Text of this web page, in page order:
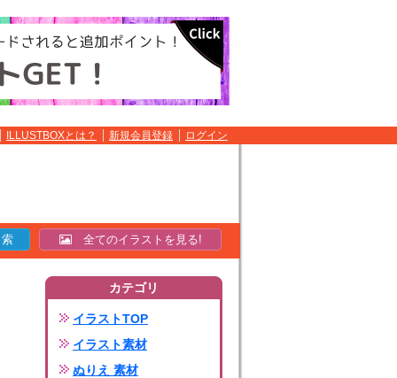
ILLUSTBOXとは？ 新規会員登録 ログイン
全てのイラストを見る!
カテゴリ
イラストTOP
イラスト素材
ぬりえ 素材